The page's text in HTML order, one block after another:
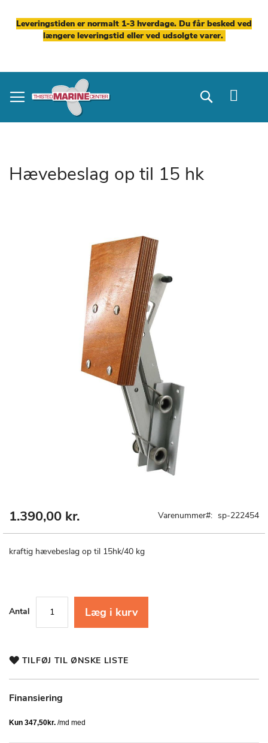
Leveringstiden er normalt 1-3 hverdage. Du får besked ved
længere leveringstid eller ved udsolgte varer.
to
Content
Search
Hævebeslag op til 15 hk
1.390,00 kr. Varenummer sp-222454
kraftig hævebeslag op til 15hk/40 kg
Antal Læg i kurv
TILFØJ TIL ØNSKE LISTE
Finansiering
Gå
af